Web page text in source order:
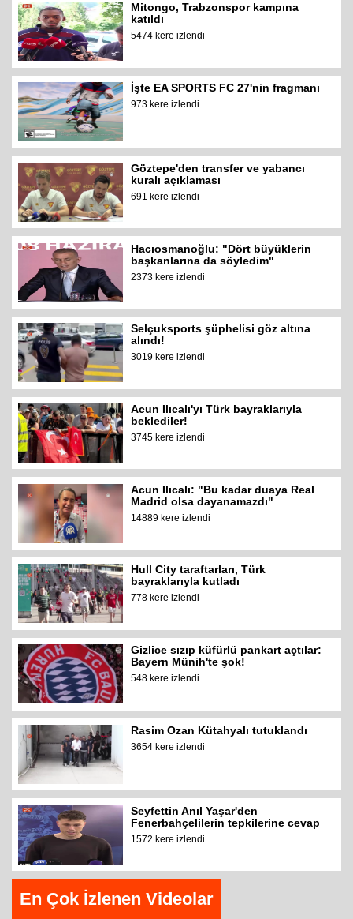
Mitongo, Trabzonspor kampına
katıldı
5474 kere izlendi
İşte EA SPORTS FC 27'nin fragmanı
973 kere izlendi
Göztepe'den transfer ve yabancı
kuralı açıklaması
691 kere izlendi
Hacıosmanoğlu: "Dört büyüklerin
başkanlarına da söyledim"
2373 kere izlendi
Selçuksports şüphelisi göz altına
alındı!
3019 kere izlendi
Acun Ilıcalı'yı Türk bayraklarıyla
beklediler!
3745 kere izlendi
Acun Ilıcalı: "Bu kadar duaya Real
Madrid olsa dayanamazdı"
14889 kere izlendi
Hull City taraftarları, Türk
bayraklarıyla kutladı
778 kere izlendi
Gizlice sızıp küfürlü pankart açtılar:
Bayern Münih'te şok!
548 kere izlendi
Rasim Ozan Kütahyalı tutuklandı
3654 kere izlendi
Seyfettin Anıl Yaşar'den
Fenerbahçelilerin tepkilerine cevap
1572 kere izlendi
En Çok İzlenen Videolar